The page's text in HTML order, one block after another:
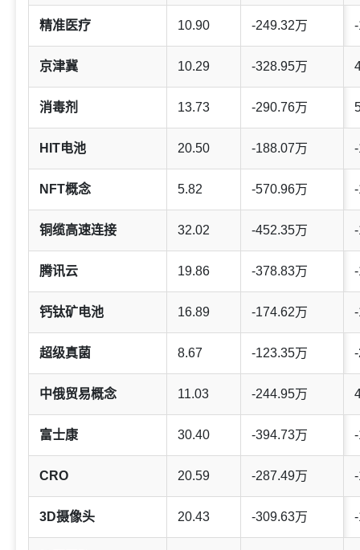
精准医疗 10.90 -249.32万
京津冀 10.29 -328.95万
消毒剂 13.73 -290.76万
HIT电池 20.50 -188.07万
NFT概念 5.82 -570.96万
铜缆高速连接 32.02 -452.35万
腾讯云 19.86 -378.83万
钙钛矿电池 16.89 -174.62万
超级真菌 8.67 -123.35万
中俄贸易概念 11.03 -244.95万
富士康 30.40 -394.73万
CRO 20.59 -287.49万
3D摄像头 20.43 -309.63万